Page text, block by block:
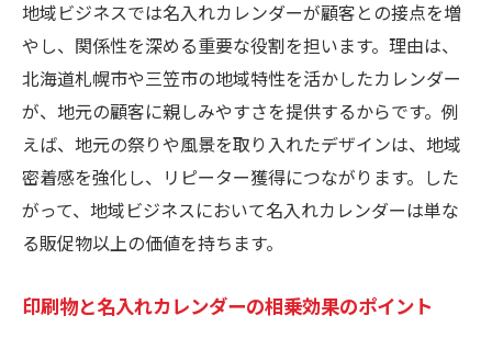
印刷物のオリジナリティが販促に直結する
理由
名入れカレンダーでブランドの個性を際立
たせる方法
オーダーメイド名入れカレンダー制作のポ
イント
印刷物で差がつくオリジナル名入れカレン
北海道ビジネスに適した名入れカレンダー選び
地域ビジネスでは名入れカレンダーが顧客との接点を増
やし、関係性を深める重要な役割を担います。理由は、
北海道札幌市や三笠市の地域特性を活かしたカレンダー
が、地元の顧客に親しみやすさを提供するからです。例
えば、地元の祭りや風景を取り入れたデザインは、地域
密着感を強化し、リピーター獲得につながります。した
がって、地域ビジネスにおいて名入れカレンダーは単な
る販促物以上の価値を持ちます。
印刷物と名入れカレンダーの相乗効果のポイント